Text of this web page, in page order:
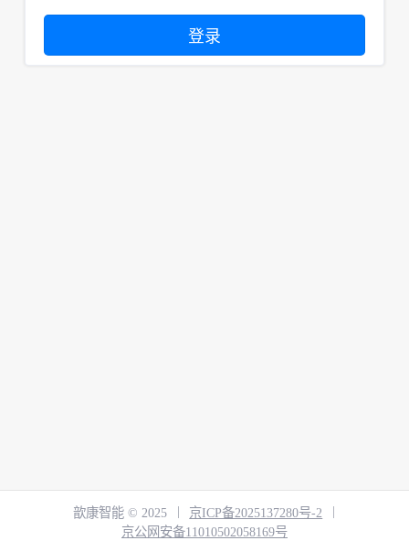
登录
歆康智能 © 2025 | 京ICP备2025137280号-2
|
京公网安备11010502058169号